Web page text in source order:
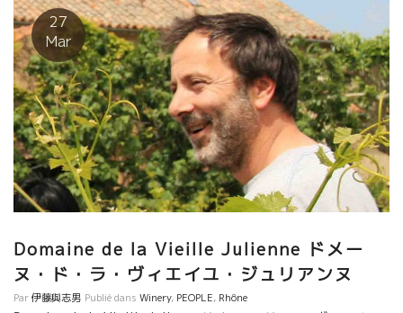
Terres Jaunes ドメーヌ・ド・ラ・フェルム・サン・マルタンの
レ・テール・ジョンヌ Vignobles Elian Da Ros , Clos Baquey ヴ
ィニョーブル・エリアン・ダ・ロスのクロ・バケ
27
Mar
Domaine de la Vieille Julienne ドメー
ヌ・ド・ラ・ヴィエイユ・ジュリアンヌ
Par伊藤與志男 Publié dans Winery, PEOPLE, Rhône